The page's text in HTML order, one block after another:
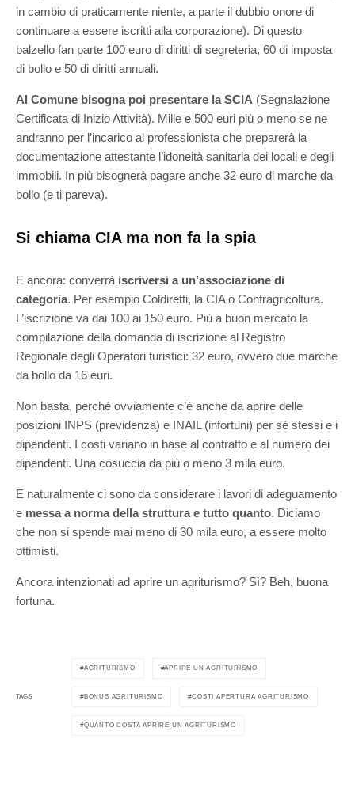
in cambio di praticamente niente, a parte il dubbio onore di
continuare a essere iscritti alla corporazione). Di questo
balzello fan parte 100 euro di diritti di segreteria, 60 di imposta
di bollo e 50 di diritti annuali.
Al Comune bisogna poi presentare la SCIA (Segnalazione
Certificata di Inizio Attività). Mille e 500 euri più o meno se ne
andranno per l’incarico al professionista che preparerà la
documentazione attestante l’idoneità sanitaria dei locali e degli
immobili. In più bisognerà pagare anche 32 euro di marche da
bollo (e ti pareva).
Si chiama CIA ma non fa la spia
E ancora: converrà iscriversi a un’associazione di
categoria. Per esempio Coldiretti, la CIA o Confragricoltura.
L’iscrizione va dai 100 ai 150 euro. Più a buon mercato la
compilazione della domanda di iscrizione al Registro
Regionale degli Operatori turistici: 32 euro, ovvero due marche
da bollo da 16 euri.
Non basta, perché ovviamente c’è anche da aprire delle
posizioni INPS (previdenza) e INAIL (infortuni) per sé stessi e i
dipendenti. I costi variano in base al contratto e al numero dei
dipendenti. Una cosuccia da più o meno 3 mila euro.
E naturalmente ci sono da considerare i lavori di adeguamento
e messa a norma della struttura e tutto quanto. Diciamo
che non si spende mai meno di 30 mila euro, a essere molto
ottimisti.
Ancora intenzionati ad aprire un agriturismo? Sì? Beh, buona
fortuna.
TAGS
AGRITURISMO APRIRE UN AGRITURISMO
BONUS AGRITURISMO COSTI APERTURA AGRITURISMO
QUANTO COSTA APRIRE UN AGRITURISMO